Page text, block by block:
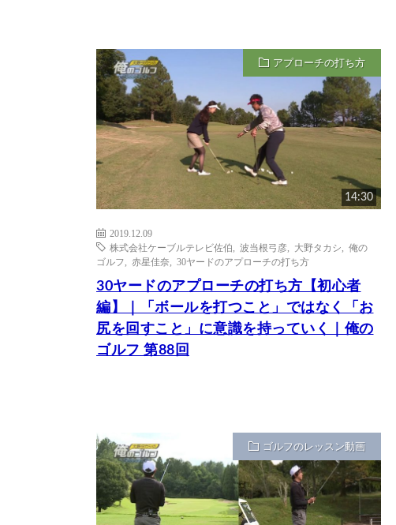
アプローチの打ち方
14:30
2019.12.09
株式会社ケーブルテレビ佐伯
波当根弓彦 大野タカシ
俺の
ゴルフ
赤星佳奈 30ヤードのアプローチの打ち方
30ヤードのアプローチの打ち方【初心者
編】｜「ボールを打つこと」ではなく「お
尻を回すこと」に意識を持っていく｜俺の
ゴルフ 第88回
ゴルフのレッスン動画